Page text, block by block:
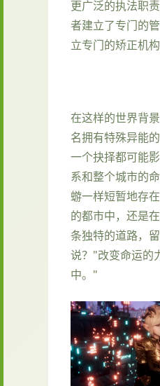
更广泛的执法职
者建立了专门的
立专门的矫正机构
在这样的世界背
名拥有特殊异能
一个抉择都可能
系和整个城市的
蝣一样短暂地存
的都市中，还是
条独特的道路，
说？"改变命运的
中。"